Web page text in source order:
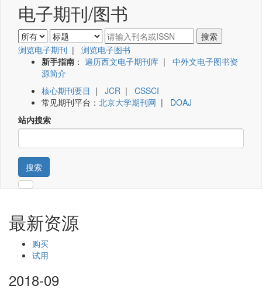
电子期刊/图书
浏览电子期刊 | 浏览电子图书
新手指南 ： 遍历西文电子期刊库 | 中外文电子图书资
源简介
核心期刊要目 | JCR | CSSCI
常见期刊平台： 北京大学期刊网 | DOAJ
站内搜索
搜索
最新资源
购买
试用
2018-09